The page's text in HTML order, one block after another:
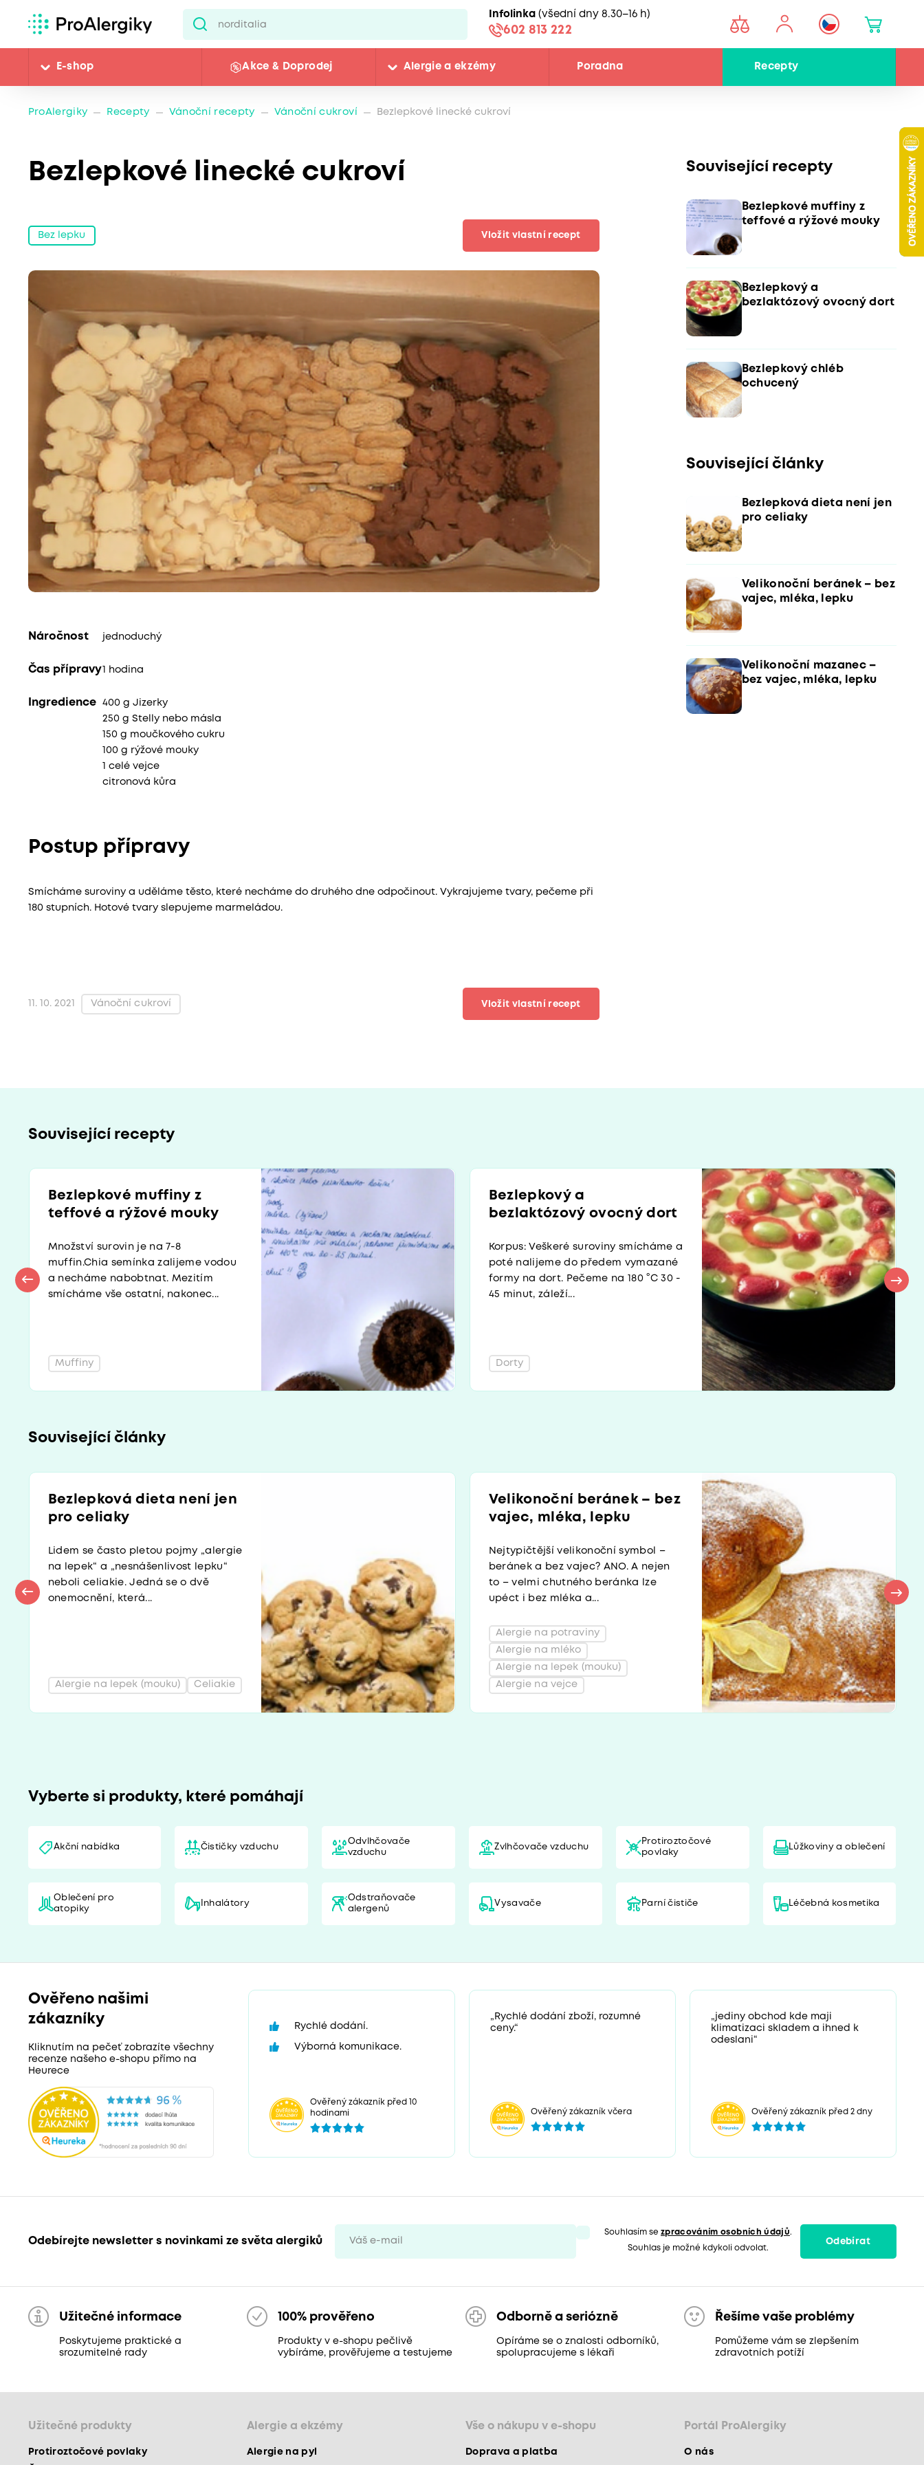
Infolinka (všední dny 8.30–16 h)
602 813 222
E-shop Akce & Doprodej Alergie a ekzémy Poradna Recepty
ProAlergiky Recepty Vánoční recepty Vánoční cukroví Bezlepkové linecké cukroví
Bezlepkové linecké cukroví
Bez lepku Vložit vlastní recept
Náročnost jednoduchý
Čas přípravy 1 hodina
Ingredience
400 g Jizerky
250 g Stelly nebo másla
150 g moučkového cukru
100 g rýžové mouky
1 celé vejce
citronová kůra
Postup přípravy
Smícháme suroviny a uděláme těsto, které necháme do druhého dne odpočinout. Vykrajujeme tvary, pečeme při
180 stupních. Hotové tvary slepujeme marmeládou.
11. 10. 2021 Vánoční cukroví Vložit vlastní recept
Související recepty
Bezlepkové muffiny z
teffové a rýžové mouky
Bezlepkový a
bezlaktózový ovocný dort
Bezlepkový chléb
ochucený
Související články
Bezlepková dieta není jen
pro celiaky
Velikonoční beránek – bez
vajec, mléka, lepku
Velikonoční mazanec –
bez vajec, mléka, lepku
Související recepty
Bezlepkové muffiny z
teffové a rýžové mouky
Množství surovin je na 7-8
muffin.Chia semínka zalijeme vodou
a necháme nabobtnat. Mezitím
smícháme vše ostatní, nakonec...
Muffiny
Bezlepkový a
bezlaktózový ovocný dort
Korpus: Veškeré suroviny smícháme a
poté nalijeme do předem vymazané
formy na dort. Pečeme na 180 °C 30 -
45 minut, záleží...
Dorty
Související články
Bezlepková dieta není jen
pro celiaky
Lidem se často pletou pojmy „alergie
na lepek“ a „nesnášenlivost lepku“
neboli celiakie. Jedná se o dvě
onemocnění, která...
Alergie na lepek (mouku) Celiakie
Velikonoční beránek – bez
vajec, mléka, lepku
Nejtypičtější velikonoční symbol –
beránek a bez vajec? ANO. A nejen
to – velmi chutného beránka lze
upéct i bez mléka a...
Alergie na vejce
Alergie na lepek (mouku)
Alergie na mléko
Alergie na potraviny
Vyberte si produkty, které pomáhají
Akční nabídka Čističky vzduchu
Odvlhčovače
vzduchu
Zvlhčovače vzduchu
Protiroztočové
povlaky
Lůžkoviny a oblečení
Oblečení pro
atopiky
Inhalátory
Odstraňovače
alergenů
Vysavače Parní čističe Léčebná kosmetika
Ověřeno našimi
zákazníky
Kliknutím na pečeť zobrazíte všechny
recenze našeho e-shopu přímo na
Heurece
Rychlé dodání.
Výborná komunikace.
Ověřený zákazník před 10
hodinami
„Rychlé dodání zboží, rozumné
ceny.“
Ověřený zákazník včera
„jediny obchod kde maji
klimatizaci skladem a ihned k
odeslani“
Ověřený zákazník před 2 dny
Odebírejte newsletter s novinkami ze světa alergiků
Souhlasím sezpracováním osobních údajů.
Souhlas je možné kdykoli odvolat.
Odebírat
Užitečné informace
Poskytujeme praktické a
srozumitelné rady
100% prověřeno
Produkty v e-shopu pečlivě
vybíráme, prověřujeme a testujeme
Odborně a seriózně
Opíráme se o znalosti odborníků,
spolupracujeme s lékaři
Řešíme vaše problémy
Pomůžeme vám se zlepšením
zdravotních potíží
Užitečné produkty
Protiroztočové povlaky
Alergie a ekzémy
Alergie na pyl
Vše o nákupu v e-shopu
Doprava a platba
Portál ProAlergiky
O nás